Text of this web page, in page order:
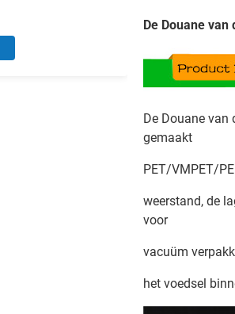
De Douane
De Douane van
gemaakt
PET/VMPET/
weerstand, de
voor
vacuüm
het voedsel